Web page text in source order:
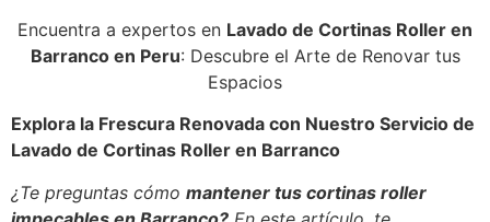
Encuentra a expertos en Lavado de Cortinas Roller en
Barranco en Peru: Descubre el Arte de Renovar tus
Espacios
Explora la Frescura Renovada con Nuestro Servicio de
Lavado de Cortinas Roller en Barranco
¿Te preguntas cómo mantener tus cortinas roller